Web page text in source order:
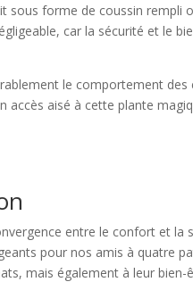
sous forme de coussin
car la sécurité et le
le comportement des
accès aisé à cette plante
entre le confort et la
pour nos amis à quatre
mais également à leur bien-